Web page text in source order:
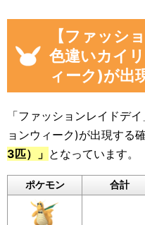
「現時点のカイリ
を見つけた数(イベ
ト開始前のカイリ
を見つけた数」を
されるようになっ
色違いに遭遇して
モンに遭遇した数
の内容は画像に反
のログに公開されま
【ファッシ
色違いカイ
ィーク)が出
「ファッションレイドデ
ョンウィーク)が出現する確
3匹）」 となっています。
ポケモン 合計